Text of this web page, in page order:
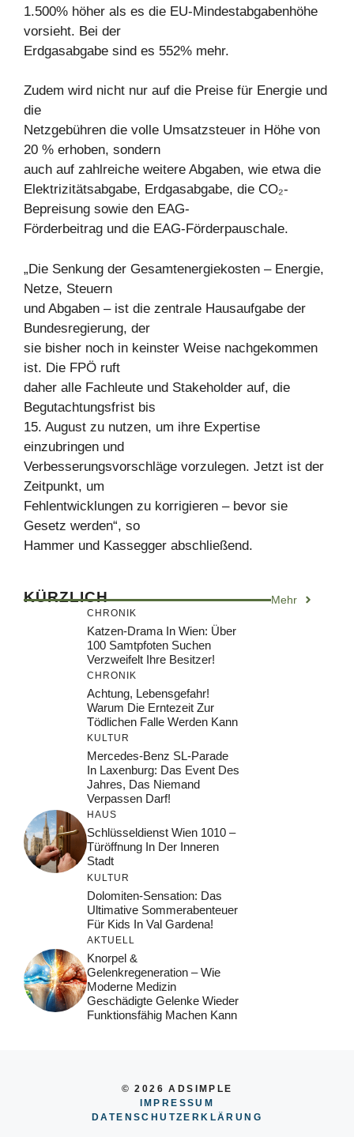
1.500% höher als es die EU-Mindestabgabenhöhe
vorsieht. Bei der
Erdgasabgabe sind es 552% mehr.
Zudem wird nicht nur auf die Preise für Energie und
die
Netzgebühren die volle Umsatzsteuer in Höhe von
20 % erhoben, sondern
auch auf zahlreiche weitere Abgaben, wie etwa die
Elektrizitätsabgabe, Erdgasabgabe, die CO₂-
Bepreisung sowie den EAG-
Förderbeitrag und die EAG-Förderpauschale.
„Die Senkung der Gesamtenergiekosten – Energie,
Netze, Steuern
und Abgaben – ist die zentrale Hausaufgabe der
Bundesregierung, der
sie bisher noch in keinster Weise nachgekommen
ist. Die FPÖ ruft
daher alle Fachleute und Stakeholder auf, die
Begutachtungsfrist bis
15. August zu nutzen, um ihre Expertise
einzubringen und
Verbesserungsvorschläge vorzulegen. Jetzt ist der
Zeitpunkt, um
Fehlentwicklungen zu korrigieren – bevor sie
Gesetz werden“, so
Hammer und Kassegger abschließend.
KÜRZLICH Mehr
CHRONIK
Katzen-Drama In Wien: Über
100 Samtpfoten Suchen
Verzweifelt Ihre Besitzer!
CHRONIK
Achtung, Lebensgefahr!
Warum Die Erntezeit Zur
Tödlichen Falle Werden Kann
KULTUR
Mercedes-Benz SL-Parade
In Laxenburg: Das Event Des
Jahres, Das Niemand
Verpassen Darf!
HAUS
Schlüsseldienst Wien 1010 –
Türöffnung In Der Inneren
Stadt
KULTUR
Dolomiten-Sensation: Das
Ultimative Sommerabenteuer
Für Kids In Val Gardena!
AKTUELL
Knorpel &
Gelenkregeneration – Wie
Moderne Medizin
Geschädigte Gelenke Wieder
Funktionsfähig Machen Kann
© 2026 ADSIMPLE
IMPRESSUM
DATENSCHUTZERKLÄRUNG